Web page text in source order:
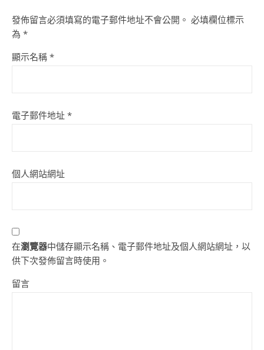
發佈留言必須填寫的電子郵件地址不會公開。 必填欄位標示
為 *
顯示名稱 *
電子郵件地址 *
個人網站網址
在瀏覽器中儲存顯示名稱、電子郵件地址及個人網站網址，以
供下次發佈留言時使用。
留言